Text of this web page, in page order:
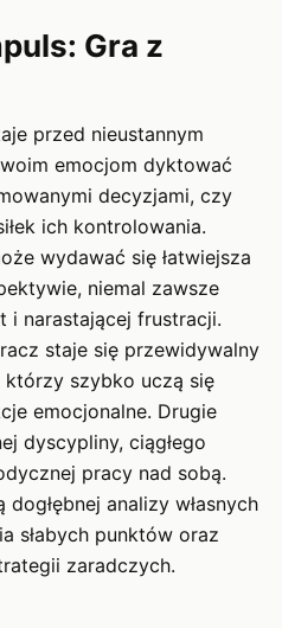
Gra z
przed nieustannym
emocjom dyktować
decyzjami, czy
ich kontrolowania.
wydawać się łatwiejsza
niemal zawsze
i narastającej frustracji.
staje się przewidywalny
szybko uczą się
emocjonalne. Drugie
dyscypliny, ciągłego
pracy nad sobą.
analizy własnych
słabych punktów oraz
zaradczych.